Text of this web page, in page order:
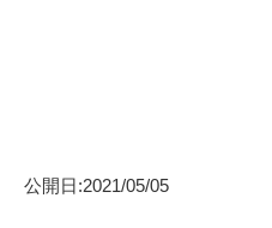
公開日:2021/05/05